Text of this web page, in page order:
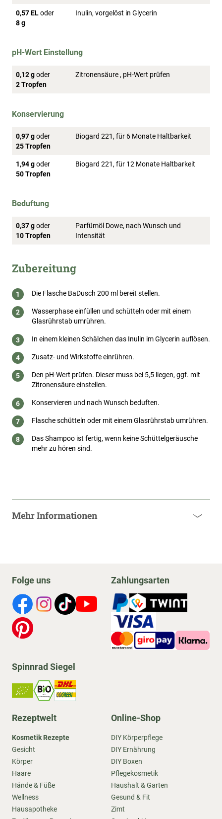
0,57 ELoder
8 g
Inulin, vorgelöst in Glycerin
pH-Wert Einstellung
0,12 goder
2 Tropfen
Zitronensäure , pH-Wert prüfen
Konservierung
0,97 goder
25 Tropfen
Biogard 221, für 6 Monate Haltbarkeit
1,94 goder
50 Tropfen
Biogard 221, für 12 Monate Haltbarkeit
Beduftung
0,37 goder
10 Tropfen
Parfümöl Dowe, nach Wunsch und
Intensität
Zubereitung
Die Flasche BaDusch 200 ml bereit stellen.
Wasserphase einfüllen und schütteln oder mit einem
Glasrührstab umrühren.
In einem kleinen Schälchen das Inulin im Glycerin auflösen.
Zusatz- und Wirkstoffe einrühren.
Den pH-Wert prüfen. Dieser muss bei 5,5 liegen, ggf. mit
Zitronensäure einstellen.
Konservieren und nach Wunsch beduften.
Flasche schütteln oder mit einem Glasrührstab umrühren.
Das Shampoo ist fertig, wenn keine Schüttelgeräusche
mehr zu hören sind.
Mehr Informationen
Folge uns Zahlungsarten
Spinnrad Siegel
Rezeptwelt
Kosmetik Rezepte
Gesicht
Körper
Haare
Hände & Füße
Wellness
Hausapotheke
Online-Shop
DIY Körperpflege
DIY Ernährung
DIY Boxen
Pflegekosmetik
Haushalt & Garten
Gesund & Fit
Zimt